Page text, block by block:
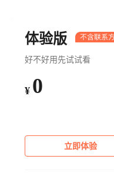
体验版
好不好用先试试看
¥ 0
立即体验